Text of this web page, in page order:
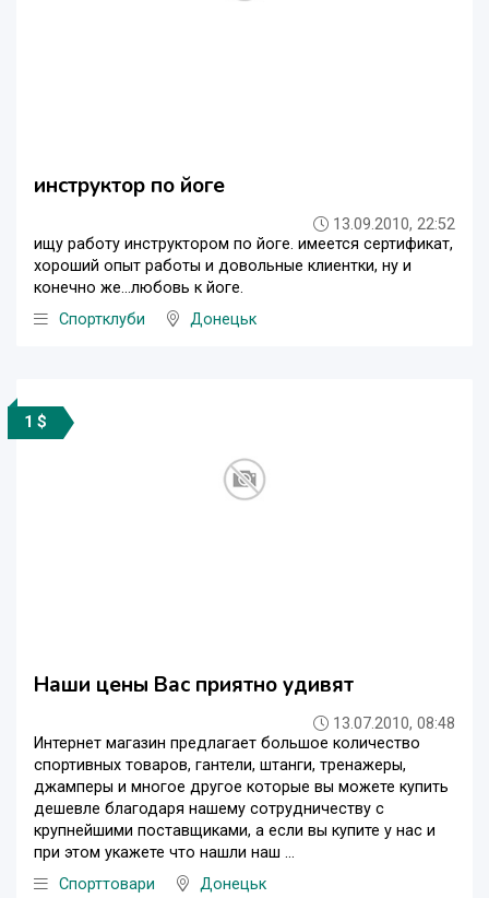
инструктор по йоге
13.09.2010, 22:52
ищу работу инструктором по йоге. имеется сертификат,
хороший опыт работы и довольные клиентки, ну и
конечно же...любовь к йоге.
Спортклуби
Донецьк
1 $
Наши цены Вас приятно удивят
13.07.2010, 08:48
Интернет магазин предлагает большое количество
спортивных товаров, гантели, штанги, тренажеры,
джамперы и многое другое которые вы можете купить
дешевле благодаря нашему сотрудничеству с
крупнейшими поставщиками, а если вы купите у нас и
при этом укажете что нашли наш ...
Спорттовари
Донецьк